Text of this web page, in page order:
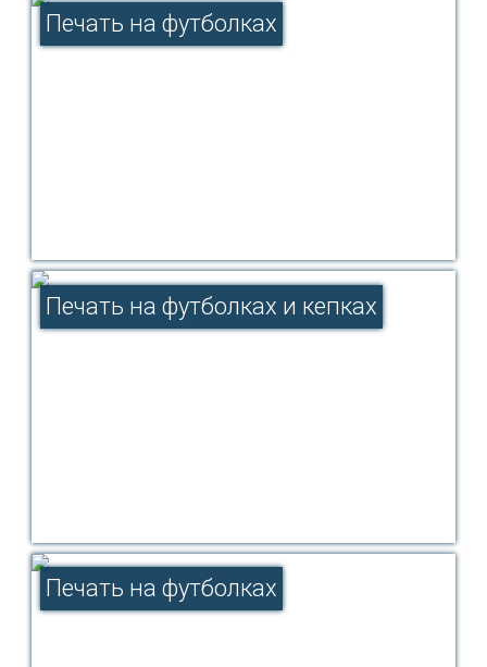
Печать на футболках
Печать на футболках и кепках
Печать на футболках